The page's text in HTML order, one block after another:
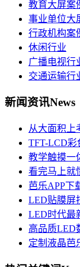
教育大屏案
事业单位大
行政机构案
休闲行业
广播电视行
交通运输行
新闻资讯News
从大面积上
TFT-LCD彩
教学触摸一
看完马上
芭乐APP
LED贴膜
LED时代
高品质LED
定制液晶